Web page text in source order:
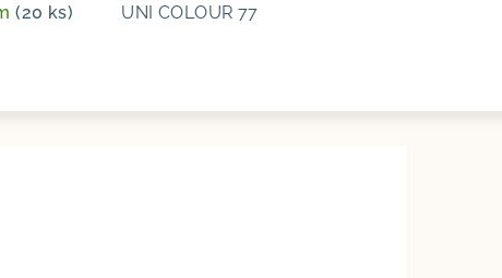
(20 ks) UNI COLOUR 77